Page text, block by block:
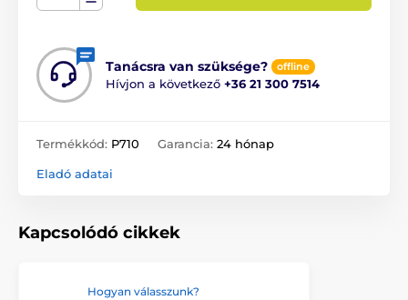
Tanácsra van szüksége? offline
Hívjon a következő +36 21 300 7514
Termékkód: P710 Garancia: 24 hónap
Eladó adatai
Kapcsolódó cikkek
Hogyan válasszunk?